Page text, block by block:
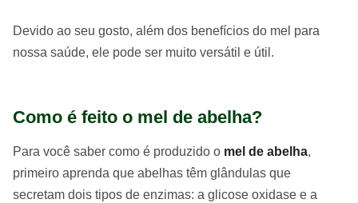
Devido ao seu gosto, além dos benefícios do mel para
nossa saúde, ele pode ser muito versátil e útil.
Como é feito o mel de abelha?
Para você saber como é produzido o mel de abelha,
primeiro aprenda que abelhas têm glândulas que
secretam dois tipos de enzimas: a glicose oxidase e a